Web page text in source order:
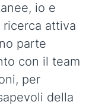
io e
attiva
parte
con il team
per
della